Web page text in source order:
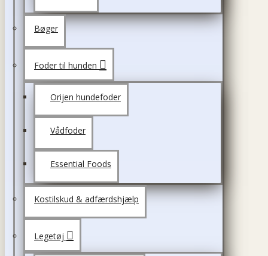
Bøger
Foder til hunden
Orijen hundefoder
Vådfoder
Essential Foods
Kostilskud & adfærdshjælp
Legetøj